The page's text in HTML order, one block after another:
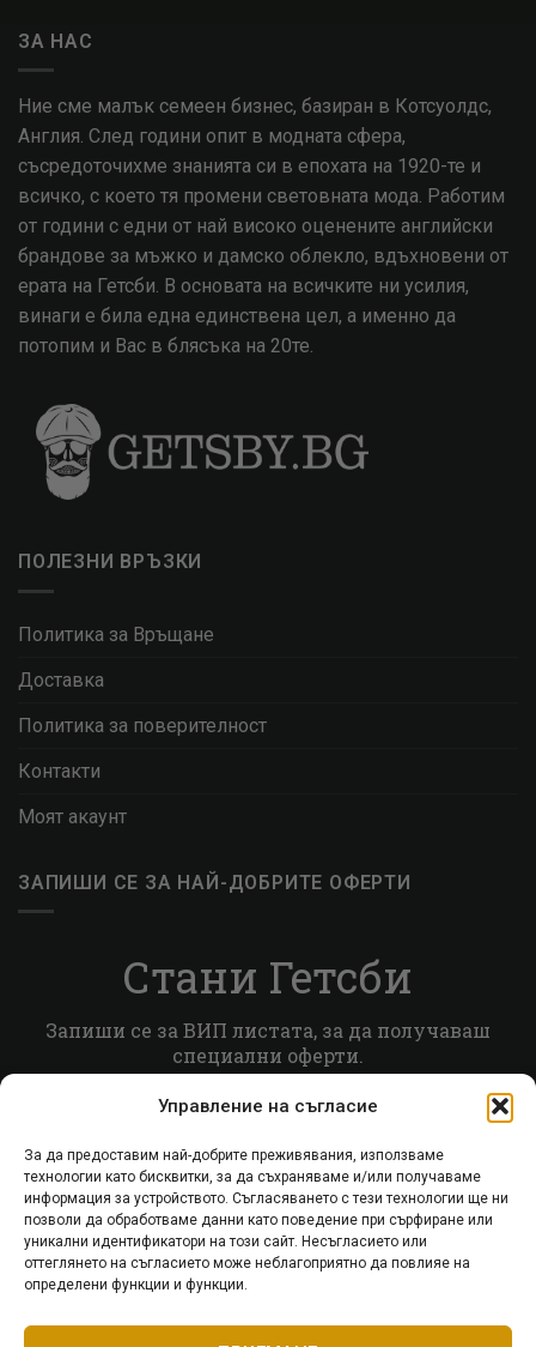
Управление на съгласие
За да предоставим най-добрите преживявания, използваме
технологии като бисквитки, за да съхраняваме и/или получаваме
информация за устройството. Съгласяването с тези технологии ще ни
позволи да обработваме данни като поведение при сърфиране или
уникални идентификатори на този сайт. Несъгласието или
оттеглянето на съгласието може неблагоприятно да повлияе на
определени функции и функции.
ЗА НАС
Ние сме малък семеен бизнес, базиран в Котсуолдс,
Англия. След години опит в модната сфера,
съсредоточихме знанията си в епохата на 1920-те и
всичко, с което тя промени световната мода. Работим
от години с едни от най високо оценените английски
брандове за мъжко и дамско облекло, вдъхновени от
ерата на Гетсби. В основата на всичките ни усилия,
винаги е била една единствена цел, а именно да
потопим и Вас в блясъка на 20те.
ПОЛЕЗНИ ВРЪЗКИ
Политика за Връщане
Доставка
Политика за поверителност
Контакти
Моят акаунт
ЗАПИШИ СЕ ЗА НАЙ-ДОБРИТЕ ОФЕРТИ
Стани Гетсби
Запиши се за ВИП листата, за да получаваш
специални оферти.
Запиши се
Visa PayPal Stripe MasterCard
Cash
On
Apple
Pay
ПОЛИТИКА ЗА ВРЪЩАНЕ